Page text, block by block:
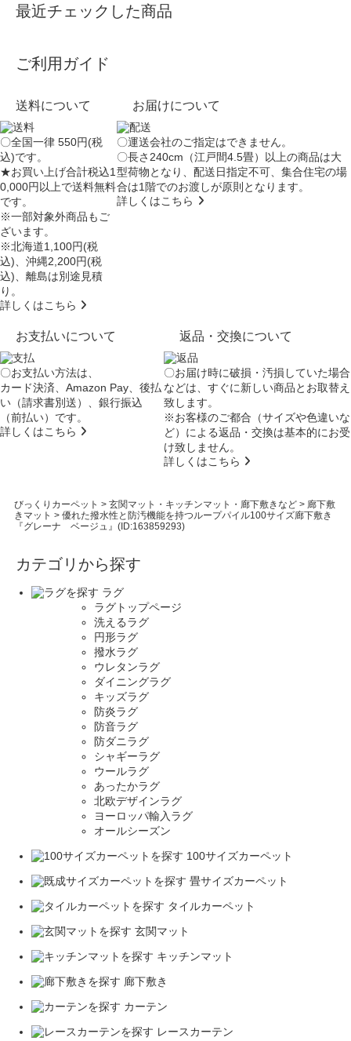
最近チェックした商品
ご利用ガイド
送料について
〇全国一律 550円(税
込)です。
★お買い上げ合計税込1
0,000円以上で送料無料
です。
※一部対象外商品もご
ざいます。
※北海道1,100円(税
込)、沖縄2,200円(税
込)、離島は別途見積
り。
詳しくはこちら
お届けについて
〇運送会社のご指定はできません。
〇長さ240cm（江戸間4.5畳）以上の商品は大
型荷物となり、配送日指定不可、集合住宅の場
合は1階でのお渡しが原則となります。
詳しくはこちら
お支払いについて
〇お支払い方法は、
カード決済、Amazon Pay、後払
い（請求書別送）、銀行振込
（前払い）です。
詳しくはこちら
返品・交換について
〇お届け時に破損・汚損していた場合
などは、すぐに新しい商品とお取替え
致します。
※お客様のご都合（サイズや色違いな
ど）による返品・交換は基本的にお受
け致しません。
詳しくはこちら
びっくりカーペット > 玄関マット・キッチンマット・廊下敷きなど> 廊下敷
きマット > 優れた撥水性と防汚機能を持つループパイル100サイズ廊下敷き
『グレーナ ベージュ』(ID:163859293)
カテゴリから探す
ラグ
ラグトップページ
洗えるラグ
円形ラグ
撥水ラグ
ウレタンラグ
ダイニングラグ
キッズラグ
防炎ラグ
防音ラグ
防ダニラグ
シャギーラグ
ウールラグ
あったかラグ
北欧デザインラグ
ヨーロッパ輸入ラグ
オールシーズン
100サイズカーペット
畳サイズカーペット
タイルカーペット
玄関マット
キッチンマット
廊下敷き
カーテン
レースカーテン